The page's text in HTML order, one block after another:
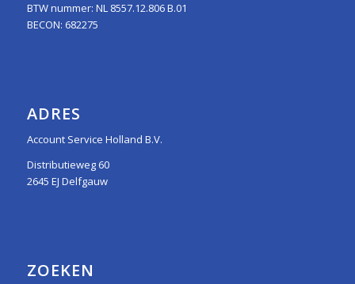
BTW nummer: NL 8557.12.806 B.01
BECON: 682275
ADRES
Account Service Holland B.V.
Distributieweg 60
2645 EJ Delfgauw
ZOEKEN